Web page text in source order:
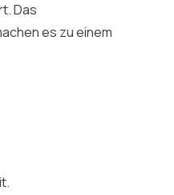
Das
es zu einem